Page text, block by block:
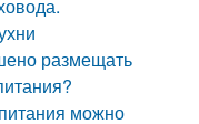
размещать
можно